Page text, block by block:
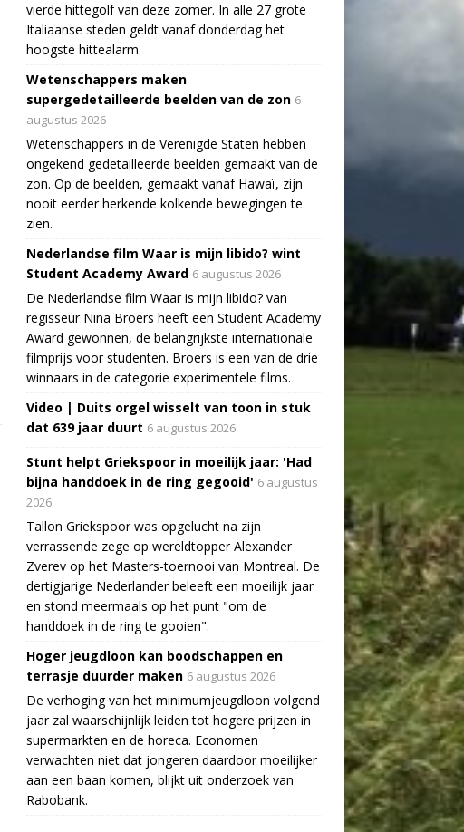
vierde hittegolf van deze zomer. In alle 27 grote
Italiaanse steden geldt vanaf donderdag het
hoogste hittealarm.
Wetenschappers maken
supergedetailleerde beelden van de zon 6
augustus 2026
Wetenschappers in de Verenigde Staten hebben
ongekend gedetailleerde beelden gemaakt van de
zon. Op de beelden, gemaakt vanaf Hawaï, zijn
nooit eerder herkende kolkende bewegingen te
zien.
Nederlandse film Waar is mijn libido? wint
Student Academy Award 6 augustus 2026
De Nederlandse film Waar is mijn libido? van
regisseur Nina Broers heeft een Student Academy
Award gewonnen, de belangrijkste internationale
filmprijs voor studenten. Broers is een van de drie
winnaars in de categorie experimentele films.
Video | Duits orgel wisselt van toon in stuk
dat 639 jaar duurt 6 augustus 2026
Stunt helpt Griekspoor in moeilijk jaar: 'Had
bijna handdoek in de ring gegooid' 6 augustus
2026
Tallon Griekspoor was opgelucht na zijn
verrassende zege op wereldtopper Alexander
Zverev op het Masters-toernooi van Montreal. De
dertigjarige Nederlander beleeft een moeilijk jaar
en stond meermaals op het punt "om de
handdoek in de ring te gooien".
Hoger jeugdloon kan boodschappen en
terrasje duurder maken 6 augustus 2026
De verhoging van het minimumjeugdloon volgend
jaar zal waarschijnlijk leiden tot hogere prijzen in
supermarkten en de horeca. Economen
verwachten niet dat jongeren daardoor moeilijker
aan een baan komen, blijkt uit onderzoek van
Rabobank.